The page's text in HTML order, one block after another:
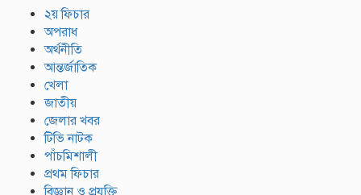
২য় ফিচার
অপরাধ
অর্থনীতি
আন্তর্জাতিক
খেলা
জাতীয়
জেলার খবর
টিভি নাটক
পাঁচমিশালী
প্রথম ফিচার